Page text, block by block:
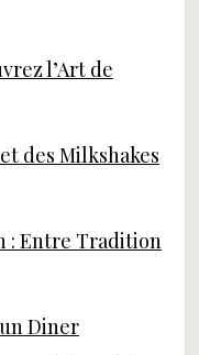
l’Art de
des Milkshakes
: Entre Tradition
Diner